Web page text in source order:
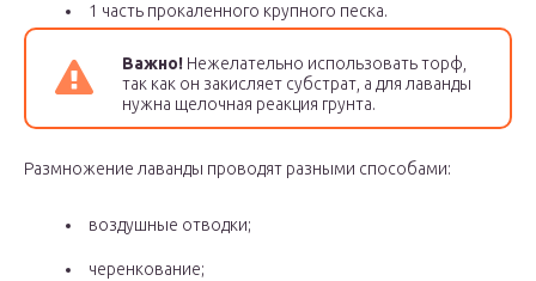
1 часть прокаленного крупного песка.
Важно! Нежелательно использовать торф,
так как он закисляет субстрат, а для лаванды
нужна щелочная реакция грунта.
Размножение лаванды проводят разными способами:
воздушные отводки;
черенкование;